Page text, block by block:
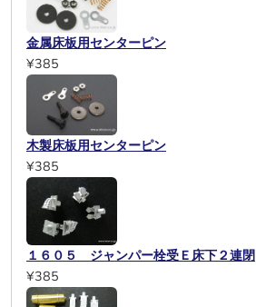
金属床板用センターピン
¥385
木製床板用センターピン
¥385
１６０５ ジャンパー栓受Ｅ床下２連閉
¥385